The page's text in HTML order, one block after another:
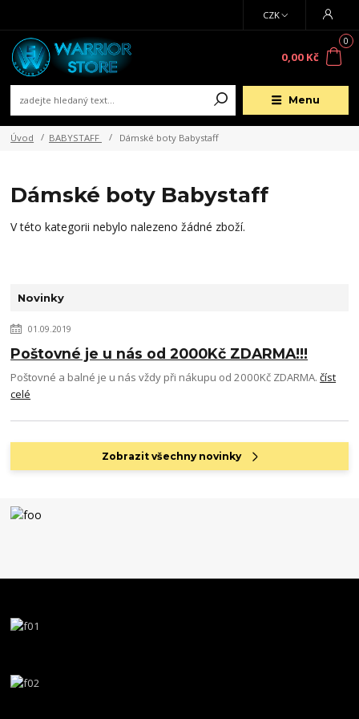
Menu
CZK
0
0,00 Kč
Úvod BABYSTAFF Dámské boty Babystaff
Dámské boty Babystaff
V této kategorii nebylo nalezeno žádné zboží.
Novinky
01.09.2019
Poštovné je u nás od 2000Kč ZDARMA!!!
Poštovné a balné je u nás vždy při nákupu od 2000Kč ZDARMA.číst
celé
Zobrazit všechny novinky